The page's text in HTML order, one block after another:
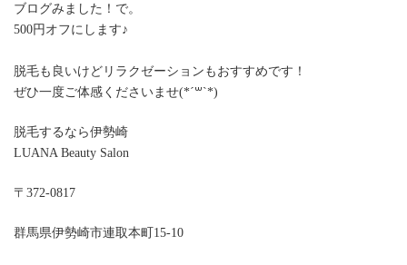
ブログみました！で。
500円オフにします♪
脱毛も良いけどリラクゼーションもおすすめです！
ぜひ一度ご体感くださいませ(*´꒳`*)
脱毛するなら伊勢崎
LUANA Beauty Salon
〒372-0817
群馬県伊勢崎市連取本町15-10